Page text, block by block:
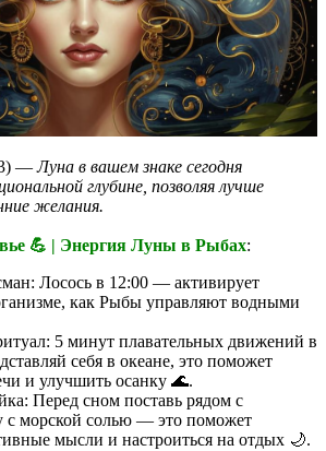
—Луна в вашем знаке сегодня
глубине, позволяя лучше
желания.
💪 | Энергия Луны в Рыбах:
Лосось в 12:00 — активирует
как Рыбы управляют водными
5 минут плавательных движений в
себя в океане, это поможет
и улучшить осанку 🌊.
Перед сном поставь рядом с
с морской солью — это поможет
мысли и настроиться на отдых 🌙.